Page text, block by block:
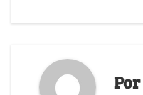
Por